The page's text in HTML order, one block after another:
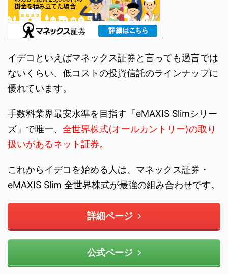
イデコといえばマネックス証券と言っても過言では
ないくらい、低コストの投資信託のラインナップに
優れています。
手数料業界最安水準を目指す「eMAXIS Slimシリー
ズ」で唯一、 全世界株式(オールカントリー)の取り
扱いがあるネット証券。
これからイデコを始める人は、マネックス証券・
eMAXIS Slim 全世界株式が最強の組み合わせです。
詳細ページ
公式ページ